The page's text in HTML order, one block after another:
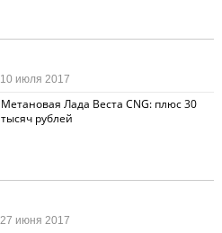
Метановая Лада Веста CNG: плюс 30
тысяч рублей
10 июля 2017
27 июня 2017